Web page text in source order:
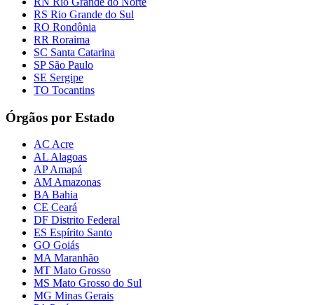
RS Rio Grande do Sul
RO Rondônia
RR Roraima
SC Santa Catarina
SP São Paulo
SE Sergipe
TO Tocantins
Órgãos por Estado
AC Acre
AL Alagoas
AP Amapá
AM Amazonas
BA Bahia
CE Ceará
DF Distrito Federal
ES Espírito Santo
GO Goiás
MA Maranhão
MT Mato Grosso
MS Mato Grosso do Sul
MG Minas Gerais